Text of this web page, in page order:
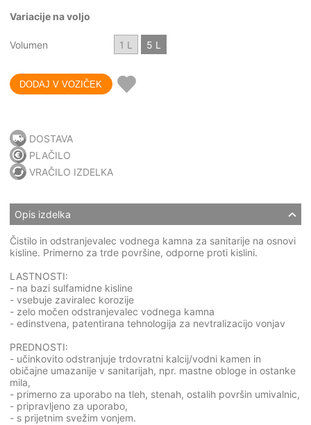
Variacije na voljo
Volumen 1 L 5 L
DOSTAVA
PLAČILO
VRAČILO IZDELKA
Opis izdelka
Čistilo in odstranjevalec vodnega kamna za sanitarije na osnovi
kisline. Primerno za trde površine, odporne proti kislini.
LASTNOSTI:
- na bazi sulfamidne kisline
- vsebuje zaviralec korozije
- zelo močen odstranjevalec vodnega kamna
- edinstvena, patentirana tehnologija za nevtralizacijo vonjav
PREDNOSTI:
- učinkovito odstranjuje trdovratni kalcij/vodni kamen in
običajne umazanije v sanitarijah, npr. mastne obloge in ostanke
mila,
- primerno za uporabo na tleh, stenah, ostalih površin umivalnic,
- pripravljeno za uporabo,
- s prijetnim svežim vonjem.